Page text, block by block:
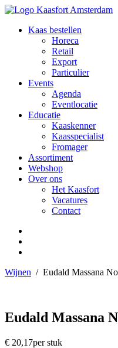
Kaas bestellen
Horeca
Retail
Export
Particulier
Events
Agenda
Eventlocatie
Educatie
Kaaskenner
Kaasspecialist
Fromager
Assortiment
Webshop
Over ons
Het Kaasfort
Vacatures
Contact
Wijnen /Eudald Massana
Eudald Massana
€ 20,17per stuk